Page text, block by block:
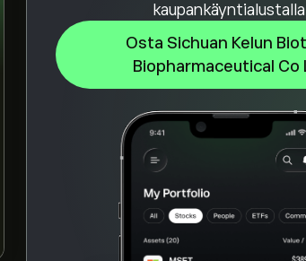
Osta Sichuan Kelun
Biopharmaceutical Co